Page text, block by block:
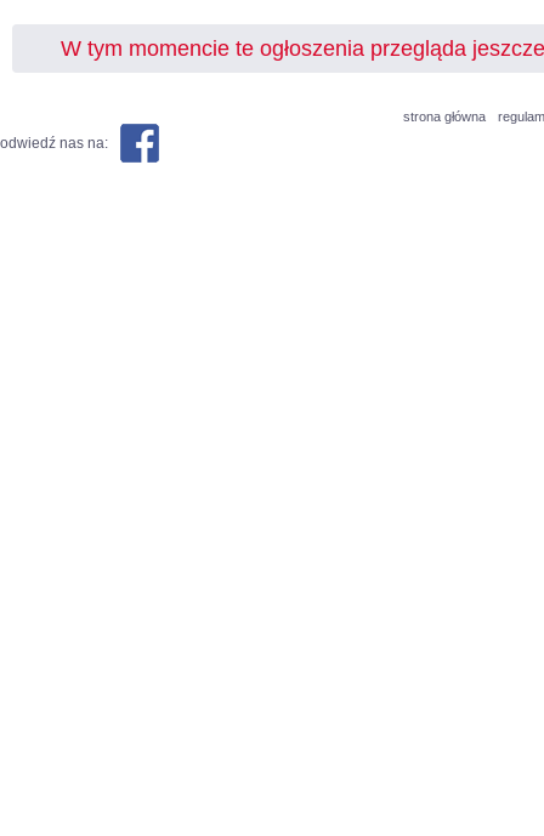
W tym momencie te ogłoszenia przegląda
strona główna
odwiedź nas na: